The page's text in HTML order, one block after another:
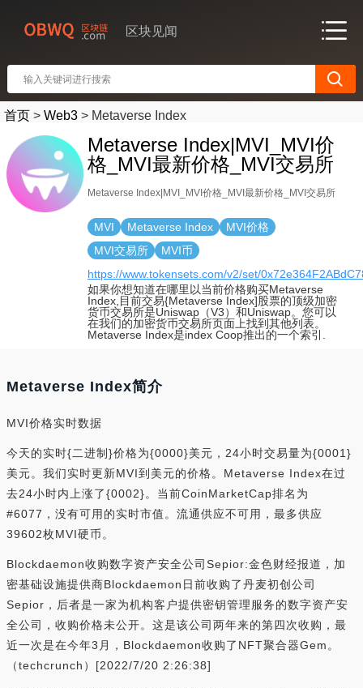
区块见闻
首页 > Web3 > Metaverse Index
Metaverse Index|MVI_MVI价
格_MVI最新价格_MVI交易所
Metaverse Index|MVI_MVI价格_MVI最新价格_MVI交易所
MVI Metaverse Index
MVI价格
MVI交易所
MVI币
https://www.tokensets.com/v2/set/
如果你想知道在哪里以当前价格购买Metaverse
Index,目前交易{Metaverse Index]股票的顶级加密
货币交易所是Uniswap（V3）和Uniswap。您可以
在我们的加密货币交易所页面上找到其他列表。
Metaverse Index是index Coop推出的一个索引.
Metaverse Index简介
MVI价格实时数据
今天的实时{二进制}价格为{0000}美元，24小时交易量为{0001}
美元。我们实时更新MVI到美元的价格。Metaverse Index在过
去24小时内上涨了{0002}。当前CoinMarketCap排名为
#6077，没有可用的实时市值。流通供应不可用，最多供应
39602枚MVI硬币。
Blockdaemon收购数字资产安全公司Sepior:金色财经报道，加
密基础设施提供商Blockdaemon日前收购了丹麦初创公司
Sepior，后者是一家为机构客户提供密钥管理服务的数字资产安
全公司，收购价格未公开。这是该公司两年来的第四次收购，最
近一次是在今年3月，Blockdaemon收购了NFT聚合器Gem。
（techcrunch）[2022/7/20 2:26:38]